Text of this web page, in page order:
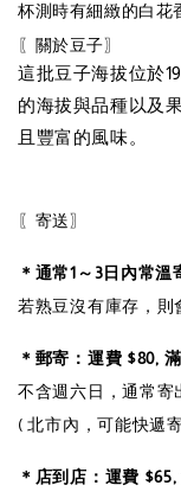
杯測時有細緻的白花
〖關於豆子〗
這批豆子海拔位於
的海拔與品種以及
且豐富的風味。
〖寄送〗
＊通常1～3日內常溫
若熟豆沒有庫存，則
＊郵寄：運費 $80,
不含週六日，通常寄
( 北市內，可能快遞
＊店到店：運費